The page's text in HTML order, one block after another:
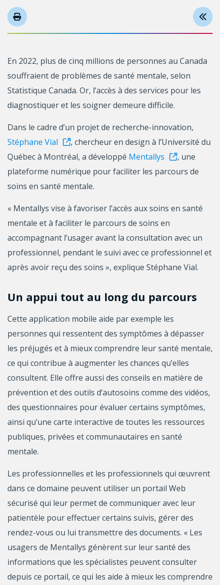
En 2022, plus de cinq millions de personnes au Canada
souffraient de problèmes de santé mentale, selon
Statistique Canada. Or, l’accès à des services pour les
diagnostiquer et les soigner demeure difficile.
Dans le cadre d’un projet de recherche-innovation,
Stéphane Vial
, chercheur en design à l’Université du
Québec à Montréal, a développé Mentallys
, une
plateforme numérique pour faciliter les parcours de
soins en santé mentale.
« Mentallys vise à favoriser l’accès aux soins en santé
mentale et à faciliter le parcours de soins en
accompagnant l’usager avant la consultation avec un
professionnel, pendant le suivi avec ce professionnel et
après avoir reçu des soins », explique Stéphane Vial.
Un appui tout au long du parcours
Cette application mobile aide par exemple les
personnes qui ressentent des symptômes à dépasser
les préjugés et à mieux comprendre leur santé mentale,
ce qui contribue à augmenter les chances qu’elles
consultent. Elle offre aussi des conseils en matière de
prévention et des outils d’autosoins comme des vidéos,
des questionnaires pour évaluer certains symptômes,
ainsi qu’une carte interactive de toutes les ressources
publiques, privées et communautaires en santé
mentale.
Les professionnelles et les professionnels qui œuvrent
dans ce domaine peuvent utiliser un portail Web
sécurisé qui leur permet de communiquer avec leur
patientèle pour effectuer certains suivis, gérer des
rendez-vous ou lui transmettre des documents. « Les
usagers de Mentallys génèrent sur leur santé des
informations que les spécialistes peuvent consulter
depuis ce portail, ce qui les aide à mieux les comprendre